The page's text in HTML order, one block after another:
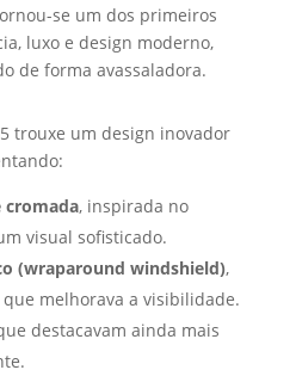
se um dos primeiros
luxo e design moderno,
de forma avassaladora.
trouxe um design inovador
cromada, inspirada no
visual sofisticado.
(wraparound windshield),
melhorava a visibilidade.
destacavam ainda mais